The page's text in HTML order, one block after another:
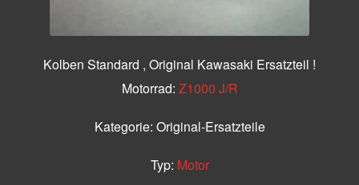
Kolben Standard , Original Kawasaki Ersatzteil !
Motorrad: Z1000 J/R
Kategorie: Original-Ersatzteile
Typ: Motor